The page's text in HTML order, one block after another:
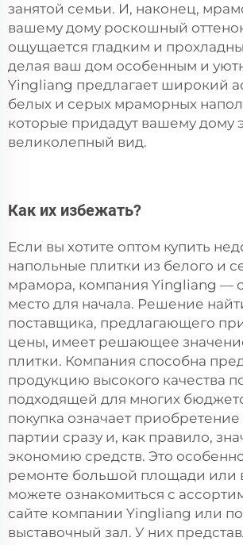
занятой семьи. И, наконец,
вашему дому роскошный
ощущается гладким и
делая ваш дом особенным и
Yingliang предлагает широкий
белых и серых мраморных
которые придадут вашему дому
великолепный вид.
Как их избежать?
Если вы хотите оптом купить
напольные плитки из белого и
мрамора, компания Yingliang —
место для начала. Решение
поставщика, предлагающего
цены, имеет решающее
плитки. Компания способна
продукцию высокого качества
подходящей для многих
покупка означает
партии сразу и, как правило,
экономию средств. Это
ремонте большой площади или
можете ознакомиться с
сайте компании Yingliang или
выставочный зал. У них